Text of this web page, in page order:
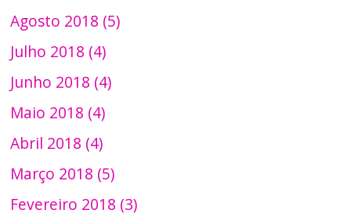
Agosto 2018 (5)
Julho 2018 (4)
Junho 2018 (4)
Maio 2018 (4)
Abril 2018 (4)
Março 2018 (5)
Fevereiro 2018 (3)